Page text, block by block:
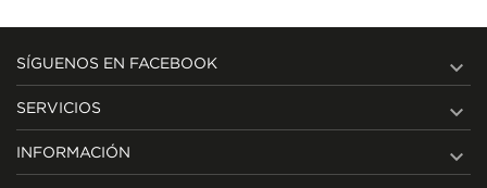
SÍGUENOS EN FACEBOOK 
SERVICIOS 
INFORMACIÓN 